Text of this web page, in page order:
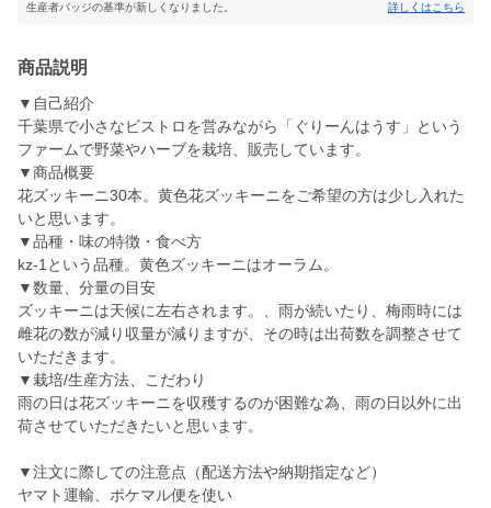
生産者バッジの基準が新しくなりました。 詳しくはこちら
商品説明
▼自己紹介
千葉県で小さなビストロを営みながら「ぐりーんはうす」という
ファームで野菜やハーブを栽培、販売しています。
▼商品概要
花ズッキーニ30本。黄色花ズッキーニをご希望の方は少し入れた
いと思います。
▼品種・味の特徴・食べ方
kz-1という品種。黄色ズッキーニはオーラム。
▼数量、分量の目安
ズッキーニは天候に左右されます。、雨が続いたり、梅雨時には
雌花の数が減り収量が減りますが、その時は出荷数を調整させて
いただきます。
▼栽培/生産方法、こだわり
雨の日は花ズッキーニを収穫するのが困難な為、雨の日以外に出
荷させていただきたいと思います。
▼注文に際しての注意点（配送方法や納期指定など）
ヤマト運輸、ポケマル便を使い